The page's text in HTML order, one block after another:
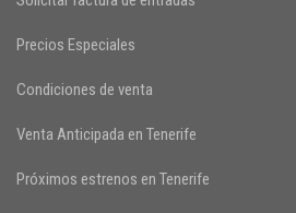
Precios Especiales
Condiciones de venta
Venta Anticipada en Tenerife
Próximos estrenos en Tenerife